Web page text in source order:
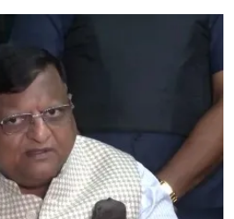
मुख्य सचिव नियुक्त कर दिया।
आदेश के बाद यह नियुक्ति तत्काल
अग्रवाल फिलहाल […]